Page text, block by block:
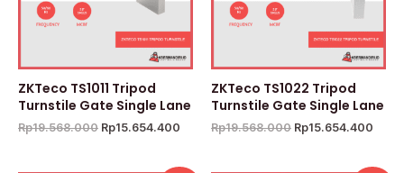
ZKTeco TS1011 Tripod
Turnstile Gate Single Lane
Rp19.568.000 Rp15.654.400
ZKTeco TS1022 Tripod
Turnstile Gate Single Lane
Rp19.568.000 Rp15.654.400